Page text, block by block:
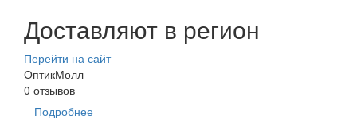
Доставляют в регион
Перейти на сайт
ОптикМолл
0 отзывов
Подробнее